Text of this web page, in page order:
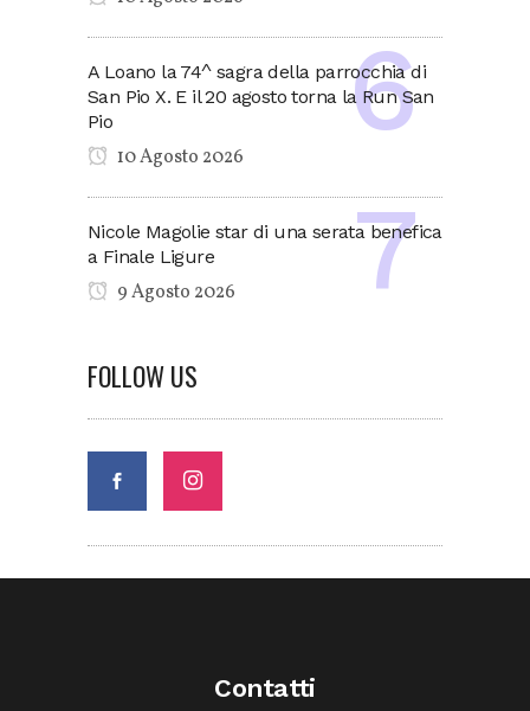
A Loano la 74^ sagra della parrocchia di
San Pio X. E il 20 agosto torna la Run San
Pio
10 Agosto 2026
Nicole Magolie star di una serata benefica
a Finale Ligure
9 Agosto 2026
FOLLOW US
Contatti